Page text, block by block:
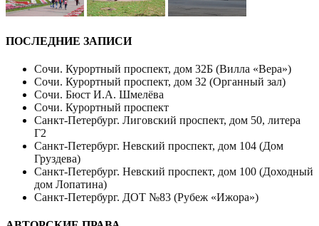
ПОСЛЕДНИЕ ЗАПИСИ
Сочи. Курортный проспект, дом 32Б (Вилла «Вера»)
Сочи. Курортный проспект, дом 32 (Органный зал)
Сочи. Бюст И.А. Шмелёва
Сочи. Курортный проспект
Санкт-Петербург. Лиговский проспект, дом 50, литера
Г2
Санкт-Петербург. Невский проспект, дом 104 (Дом
Груздева)
Санкт-Петербург. Невский проспект, дом 100 (Доходный
дом Лопатина)
Санкт-Петербург. ДОТ №83 (Рубеж «Ижора»)